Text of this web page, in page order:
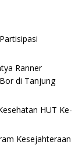
Ranner
di Tanjung
HUT Ke-
Kesejahteraan